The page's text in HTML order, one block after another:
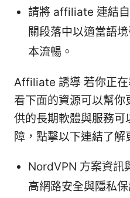
請將 affiliate 連結
關段落中以適當語
本流暢。
Affiliate 誘導 若你正
看下面的資源可以幫你
供的長期軟體與服務
障，點擊以下連結了解
NordVPN 方案資訊
高網路安全與隱私